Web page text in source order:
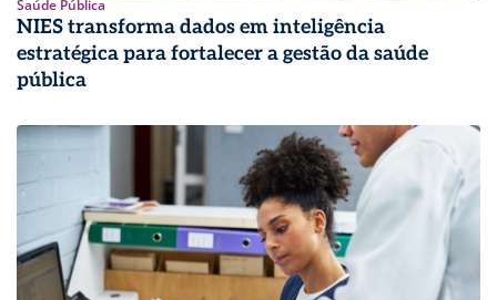
Saúde Pública
NIES transforma dados em inteligência
estratégica para fortalecer a gestão da saúde
pública